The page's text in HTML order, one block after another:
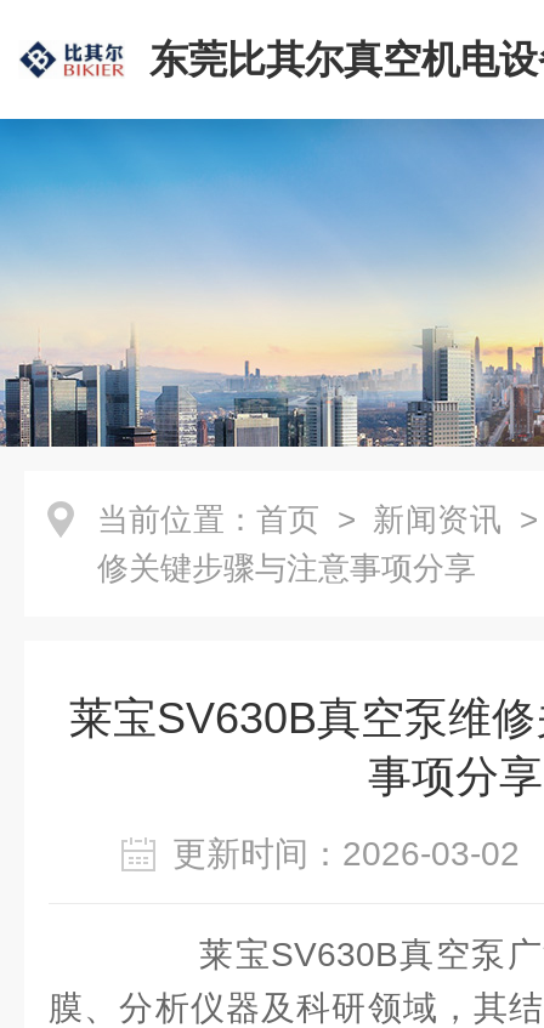
东莞比其尔真空机电
公司
当前位置： 首页 > 新闻资讯
修关键步骤与注意事项分享
莱宝SV630B真空泵维
事项分享
更新时间：2026-03-
莱宝SV630B真空泵广
膜、分析仪器及科研领域，其